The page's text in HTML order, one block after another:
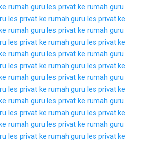
rumah guru les privat ke rumah guru
les privat ke rumah guru les privat ke
rumah guru les privat ke rumah guru
les privat ke rumah guru les privat ke
rumah guru les privat ke rumah guru
les privat ke rumah guru les privat ke
rumah guru les privat ke rumah guru
les privat ke rumah guru les privat ke
rumah guru les privat ke rumah guru
les privat ke rumah guru les privat ke
rumah guru les privat ke rumah guru
les privat ke rumah guru les privat ke